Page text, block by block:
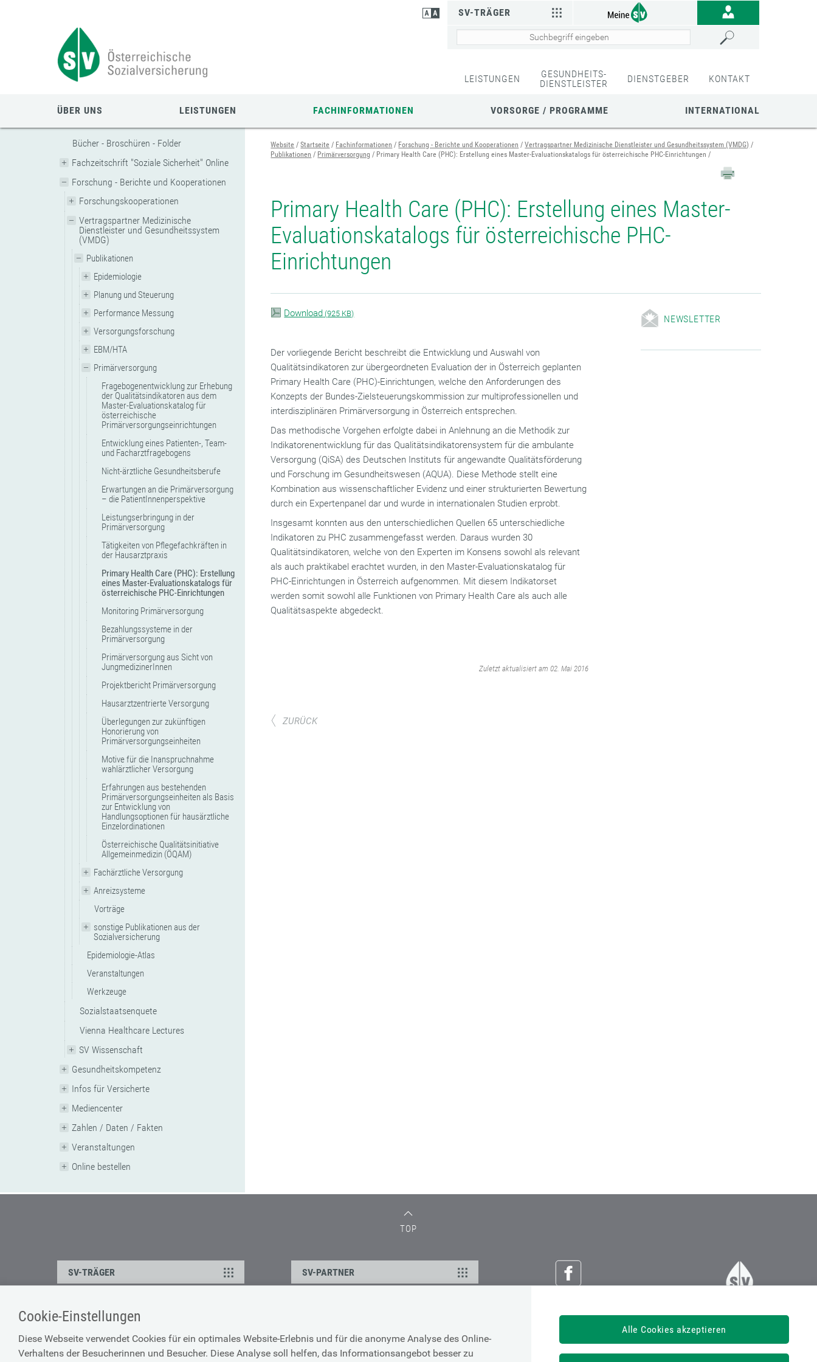
Cookie-Einstellungen
Diese Webseite verwendet Cookies für ein optimales Website-Erlebnis und für die anonyme Analyse des Online-
Verhaltens der Besucherinnen und Besucher. Diese Analyse soll helfen, das Informationsangebot besser zu
Alle Cookies akzeptieren
SV-TRÄGER
LEISTUNGEN
GESUNDHEITS-
DIENSTLEISTER
DIENSTGEBER KONTAKT
ÜBER UNS LEISTUNGEN FACHINFORMATIONEN VORSORGE / PROGRAMME INTERNATIONAL
Bücher - Broschüren - Folder
Fachzeitschrift "Soziale Sicherheit" Online
Forschung - Berichte und Kooperationen
Forschungskooperationen
Vertragspartner Medizinische
Dienstleister und Gesundheitssystem
(VMDG)
Publikationen
Epidemiologie
Planung und Steuerung
Performance Messung
Versorgungsforschung
EBM/HTA
Primärversorgung
Fragebogenentwicklung zur Erhebung
der Qualitätsindikatoren aus dem
Master-Evaluationskatalog für
österreichische
Primärversorgungseinrichtungen
Entwicklung eines Patienten-, Team-
und Facharztfragebogens
Nicht-ärztliche Gesundheitsberufe
Erwartungen an die Primärversorgung
– die PatientInnenperspektive
Leistungserbringung in der
Primärversorgung
Tätigkeiten von Pflegefachkräften in
der Hausarztpraxis
Primary Health Care (PHC): Erstellung
eines Master-Evaluationskatalogs für
österreichische PHC-Einrichtungen
Monitoring Primärversorgung
Bezahlungssysteme in der
Primärversorgung
Primärversorgung aus Sicht von
JungmedizinerInnen
Projektbericht Primärversorgung
Hausarztzentrierte Versorgung
Überlegungen zur zukünftigen
Honorierung von
Primärversorgungseinheiten
Motive für die Inanspruchnahme
wahlärztlicher Versorgung
Erfahrungen aus bestehenden
Primärversorgungseinheiten als Basis
zur Entwicklung von
Handlungsoptionen für hausärztliche
Einzelordinationen
Österreichische Qualitätsinitiative
Allgemeinmedizin (ÖQAM)
Fachärztliche Versorgung
Anreizsysteme
Vorträge
sonstige Publikationen aus der
Sozialversicherung
Epidemiologie-Atlas
Veranstaltungen
Werkzeuge
Sozialstaatsenquete
Vienna Healthcare Lectures
SV Wissenschaft
Gesundheitskompetenz
Infos für Versicherte
Mediencenter
Zahlen / Daten / Fakten
Veranstaltungen
Online bestellen
Website Startseite Fachinformationen Forschung - Berichte und Kooperationen
Vertragspartner Medizinische Dienstleister und Gesundheitssystem (VMDG)
Publikationen
Primärversorgung Primary Health Care (PHC): Erstellung eines Master-Evaluationskatalogs für österreichische PHC-Einrichtungen
Primary Health Care (PHC): Erstellung eines Master-
Evaluationskatalogs für österreichische PHC-
Einrichtungen
Download (925 KB)
Der vorliegende Bericht beschreibt die Entwicklung und Auswahl von
Qualitätsindikatoren zur übergeordneten Evaluation der in Österreich geplanten
Primary Health Care (PHC)-Einrichtungen, welche den Anforderungen des
Konzepts der Bundes-Zielsteuerungskommission zur multiprofessionellen und
interdisziplinären Primärversorgung in Österreich entsprechen.
Das methodische Vorgehen erfolgte dabei in Anlehnung an die Methodik zur
Indikatorenentwicklung für das Qualitätsindikatorensystem für die ambulante
Versorgung (QiSA) des Deutschen Instituts für angewandte Qualitätsförderung
und Forschung im Gesundheitswesen (AQUA). Diese Methode stellt eine
Kombination aus wissenschaftlicher Evidenz und einer strukturierten Bewertung
durch ein Expertenpanel dar und wurde in internationalen Studien erprobt.
Insgesamt konnten aus den unterschiedlichen Quellen 65 unterschiedliche
Indikatoren zu PHC zusammengefasst werden. Daraus wurden 30
Qualitätsindikatoren, welche von den Experten im Konsens sowohl als relevant
als auch praktikabel erachtet wurden, in den Master-Evaluationskatalog für
PHC-Einrichtungen in Österreich aufgenommen. Mit diesem Indikatorset
werden somit sowohl alle Funktionen von Primary Health Care als auch alle
Qualitätsaspekte abgedeckt.
‌Zuletzt aktualisiert am 02. Mai 2016
NEWSLETTER
ZURÜCK
TOP
Österreichische Sozialversicherung
Dachverband der Sozialversicherungsträger
SV-TRÄGER SV-PARTNER
ÜBER UNS
Kontakt
Offene Stellen
Barrierefreiheitserklärung
Browser-Info & Sicherheit
Cookie-Erklärung
Datenschutz-Erklärung